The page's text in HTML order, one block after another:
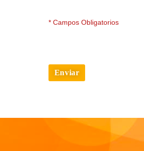
*Campos Obligatorios
Enviar